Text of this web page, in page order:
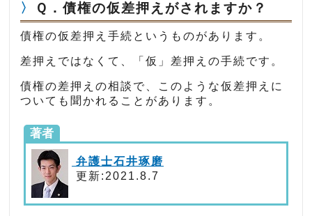
Ｑ．債権の仮差押えがされますか？
債権の仮差押え手続というものがあります。
差押えではなくて、「仮」差押えの手続です。
債権の差押えの相談で、このような仮差押えに
ついても聞かれることがあります。
著者
弁護士石井琢磨
更新:2021.8.7